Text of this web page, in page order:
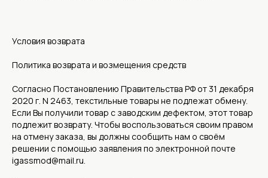
Условия возврата
Политика возврата и возмещения средств
Согласно Постановлению Правительства РФ от 31 декабря
2020 г. N 2463, текстильные товары не подлежат обмену.
Если Вы получили товар с заводским дефектом, этот товар
подлежит возврату. Чтобы воспользоваться своим правом
на отмену заказа, вы должны сообщить нам о своём
решении с помощью заявления по электронной почте
igassmod@mail.ru.